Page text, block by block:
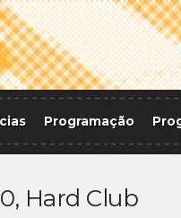
Programação
Hard Club